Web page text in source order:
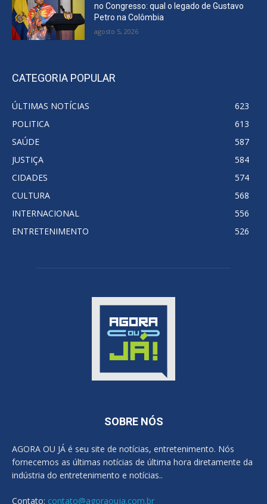
no Congresso: qual o legado de Gustavo
Petro na Colômbia
agosto 5, 2026
CATEGORIA POPULAR
ÚLTIMAS NOTÍCIAS
623
POLITICA
613
SAÚDE
587
JUSTIÇA
584
CIDADES
574
CULTURA
568
INTERNACIONAL
556
ENTRETENIMENTO
526
SOBRE NÓS
AGORA OU JÁ é seu site de notícias, entretenimento. Nós
fornecemos as últimas notícias de última hora diretamente da
indústria do entretenimento e notícias..
Contato: contato@agoraouja.com.br